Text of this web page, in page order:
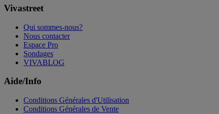
Vivastreet
Qui sommes-nous?
Nous contacter
Espace Pro
Sondages
VIVABLOG
Aide/Info
Conditions Générales d'Utilisation
Conditions Générales de Vente